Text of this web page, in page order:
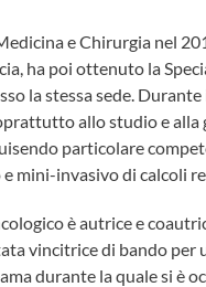
e Chirurgia nel
ha poi ottenuto la
la stessa sede.
allo studio e alla
particolare
mini-invasivo di calcoli
è autrice e
vincitrice di bando per
durante la quale si è